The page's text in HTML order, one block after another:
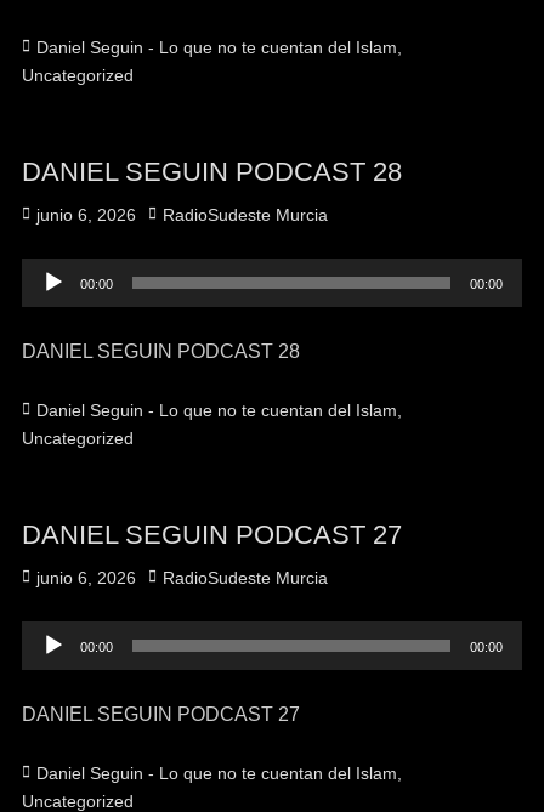
Categorías
Daniel Seguin - Lo que no te cuentan del Islam
Uncategorized
DANIEL SEGUIN PODCAST 28
Publicado
junio 6, 2026 Autor
RadioSudeste Murcia
Reproductor
de
00:00 00:00
DANIEL SEGUIN PODCAST 28
Categorías
Daniel Seguin - Lo que no te cuentan del Islam
Uncategorized
DANIEL SEGUIN PODCAST 27
Publicado
junio 6, 2026 Autor
RadioSudeste Murcia
Reproductor
de
00:00 00:00
DANIEL SEGUIN PODCAST 27
Categorías
Daniel Seguin - Lo que no te cuentan del Islam
Uncategorized